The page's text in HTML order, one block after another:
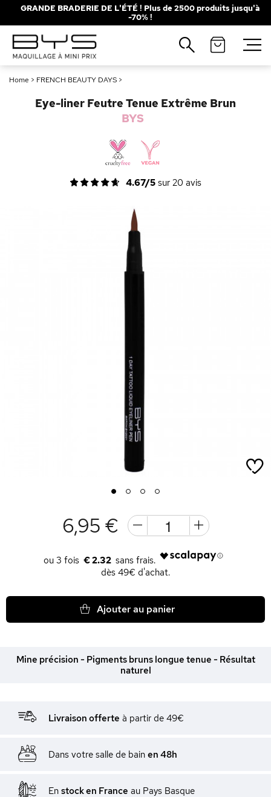
GRANDE BRADERIE DE L'ÉTÉ ! Plus de 2500 produits jusqu'à
-70% !
Home > FRENCH BEAUTY DAYS >
Eye-liner Feutre Tenue Extrême Brun
BYS
4.67/5 sur 20 avis
1 2 3 4
6,95 €
€ 2.32
dès 49€ d'achat.
Ajouter au panier
Mine précision - Pigments bruns longue tenue - Résultat
naturel
Livraison offerte à partir de 49€
Dans votre salle de bain en 48h
En stock en France au Pays Basque
Fermer
Recherches populaires
Mascara